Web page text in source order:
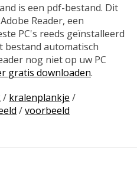
is een pdf-bestand. Dit
Reader, een
PC's reeds geïnstalleerd
bestand automatisch
nog niet op uw PC
gratis downloaden.
/ kralenplankje /
/voorbeeld